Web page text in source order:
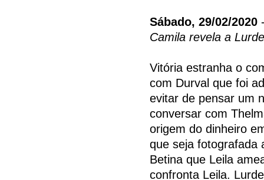
Sábado, 29/02/2020
Camila revela a
Vitória estranha o
com Durval que foi
evitar de pensar um
conversar com
origem do dinheiro
que seja fotografada
Betina que Leila
confronta Leila.